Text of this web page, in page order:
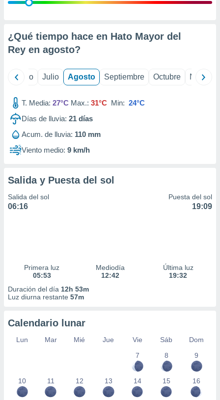
e
mediante
publicidad
de
1199
¿Qué tiempo hace en Hato Mayor del
Rey en agosto?
Junio Julio Agosto Septiembre Octubre
T. Media: 27°C Max.: 31°C Min: 24°C
Días de lluvia: 21 días
Acum. de lluvia: 110 mm
Viento medio: 9 km/h
Salida y Puesta del sol
Salida del sol
06:16
Puesta del sol
19:09
Primera luz
05:53
Mediodía
12:42
Última luz
19:32
Duración del día 12h 53m
Luz diurna restante 57m
Calendario lunar
Lun Mar Mié Jue Vie Sáb
Dom
7
8 9
10 11 12 13 14 15 16